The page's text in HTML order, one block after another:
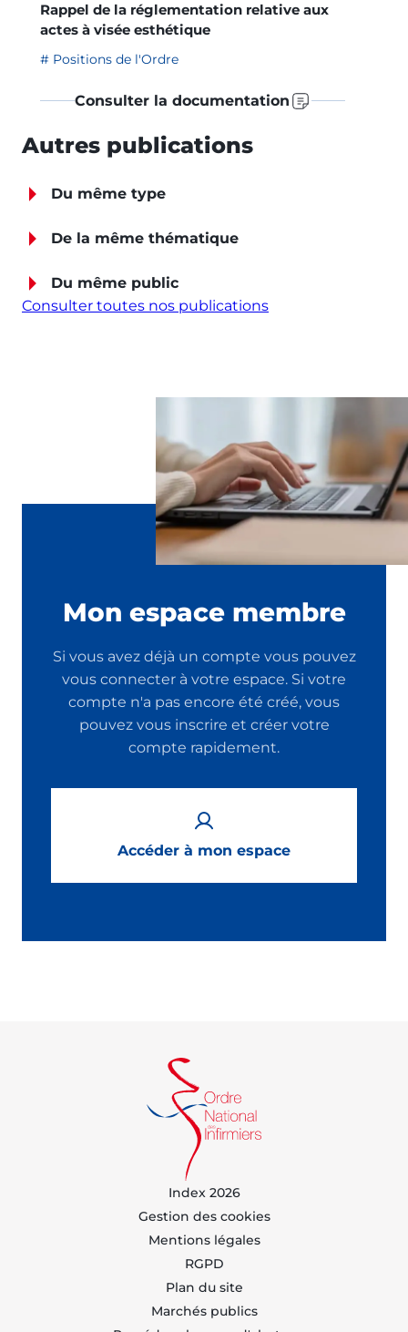
Rappel de la réglementation relative aux
actes à visée esthétique
Positions de l'Ordre
Consulter la documentation
Autres publications
Du même type
De la même thématique
Du même public
Consulter toutes nos publications
Mon espace membre
Si vous avez déjà un compte vous pouvez
vous connecter à votre espace. Si votre
compte n'a pas encore été créé, vous
pouvez vous inscrire et créer votre
compte rapidement.
Accéder à mon espace
Index 2026
Gestion des cookies
Mentions légales
RGPD
Plan du site
Marchés publics